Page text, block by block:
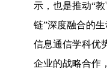
示，也是推动“
链”深度融合的
信息通信学科优
企业的战略合作